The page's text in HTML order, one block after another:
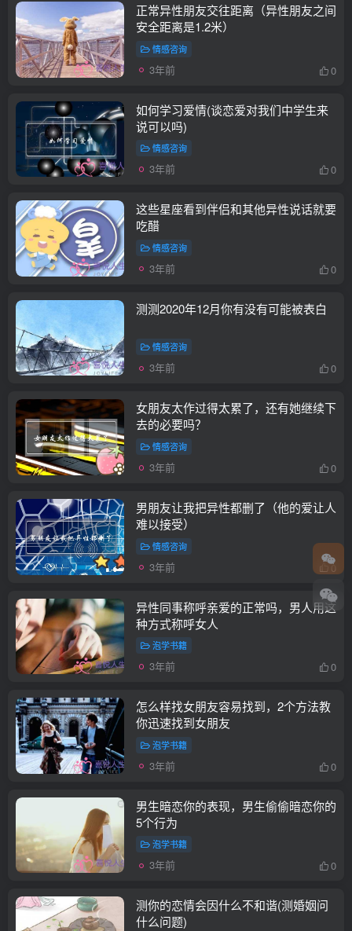
正常异性朋友交往距离（异性朋友之间
安全距离是1.2米）
情感咨询
3年前 0
如何学习爱情(谈恋爱对我们中学生来
说可以吗)
情感咨询
3年前 0
这些星座看到伴侣和其他异性说话就要
吃醋
情感咨询
3年前 0
测测2020年12月你有没有可能被表白
情感咨询
3年前 0
女朋友太作过得太累了，还有她继续下
去的必要吗？
情感咨询
3年前 0
男朋友让我把异性都删了（他的爱让人
难以接受）
情感咨询
3年前 0
异性同事称呼亲爱的正常吗，男人用这
种方式称呼女人
泡学书籍
3年前 0
怎么样找女朋友容易找到，2个方法教
你迅速找到女朋友
泡学书籍
3年前 0
男生暗恋你的表现，男生偷偷暗恋你的
5个行为
泡学书籍
3年前 0
测你的恋情会因什么不和谐(测婚姻问
什么问题)